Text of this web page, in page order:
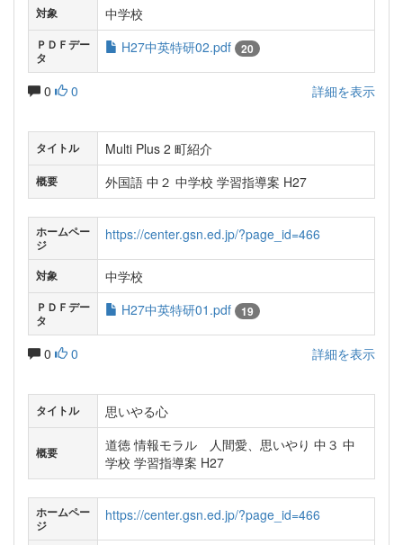
対象 中学校
ＰＤＦデー
タ
H27中英特研02.pdf 20
0 0 詳細を表示
タイトル Multi Plus 2 町紹介
概要 外国語 中２ 中学校 学習指導案 H27
ホームペー
ジ
https://center.gsn.ed.jp/?page_id=466
対象 中学校
ＰＤＦデー
タ
H27中英特研01.pdf 19
0 0 詳細を表示
タイトル 思いやる心
概要
道徳 情報モラル 人間愛、思いやり 中３ 中
学校 学習指導案 H27
ホームペー
ジ
https://center.gsn.ed.jp/?page_id=466